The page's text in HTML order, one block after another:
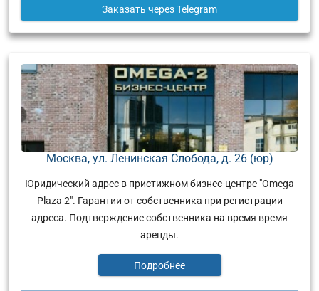
Заказать через Telegram
Москва, ул. Ленинская Слобода, д. 26 (юр)
Юридический адрес в пристижном бизнес-центре "Omega
Plaza 2". Гарантии от собственника при регистрации
адреса. Подтверждение собственника на время время
аренды.
Подробнее